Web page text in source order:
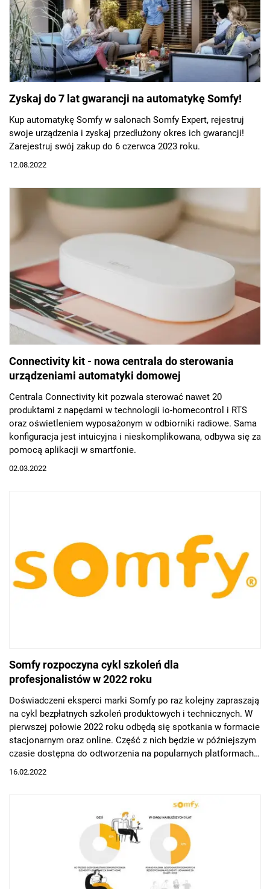
Zyskaj do 7 lat gwarancji na automatykę Somfy!
Kup automatykę Somfy w salonach Somfy Expert, rejestruj
swoje urządzenia i zyskaj przedłużony okres ich gwarancji!
Zarejestruj swój zakup do 6 czerwca 2023 roku.
12.08.2022
Connectivity kit - nowa centrala do sterowania
urządzeniami automatyki domowej
Centrala Connectivity kit pozwala sterować nawet 20
produktami z napędami w technologii io-homecontrol i RTS
oraz oświetleniem wyposażonym w odbiorniki radiowe. Sama
konfiguracja jest intuicyjna i nieskomplikowana, odbywa się za
pomocą aplikacji w smartfonie.
02.03.2022
Somfy rozpoczyna cykl szkoleń dla
profesjonalistów w 2022 roku
Doświadczeni eksperci marki Somfy po raz kolejny zapraszają
na cykl bezpłatnych szkoleń produktowych i technicznych. W
pierwszej połowie 2022 roku odbędą się spotkania w formacie
stacjonarnym oraz online. Część z nich będzie w późniejszym
czasie dostępna do odtworzenia na popularnych platformach
streamingowych.
16.02.2022